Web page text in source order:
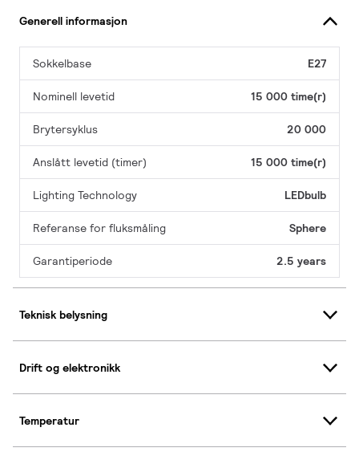
Generell informasjon
Sokkelbase E27
Nominell levetid 15 000 time(r)
Brytersyklus 20 000
Anslått levetid (timer) 15 000 time(r)
Lighting Technology LEDbulb
Referanse for fluksmåling Sphere
Garantiperiode 2.5 years
Teknisk belysning
Drift og elektronikk
Temperatur